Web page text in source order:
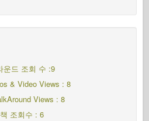
운드 조회 수 :9
& Video Views : 8
Views : 8
조회수 : 6